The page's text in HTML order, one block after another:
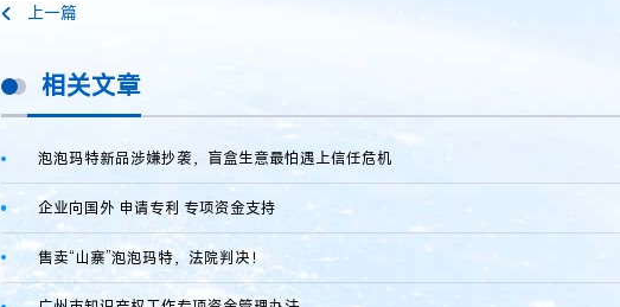
上一篇
相关文章
泡泡玛特新品涉嫌抄袭，盲盒生意最怕遇上信任危机
企业向国外 申请专利 专项资金支持
售卖“山寨”泡泡玛特，法院判决！